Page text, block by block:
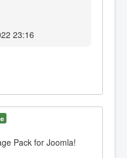
23:16
Pack for Joomla!